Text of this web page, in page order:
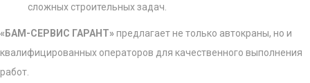
сложных строительных задач.
«БАМ-СЕРВИС ГАРАНТ»предлагает не только автокраны, но и
квалифицированных операторов для качественного выполнения
работ.